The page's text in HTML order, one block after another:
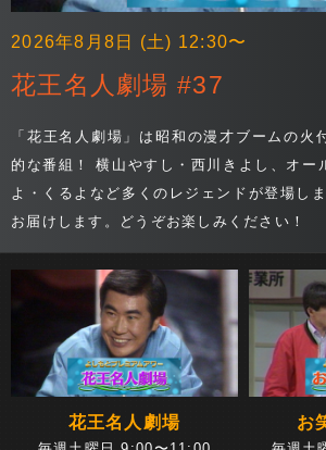
2026年8月8日 (土) 12:30〜
花王名人劇場 #37
「花王名人劇場」は昭和の漫才ブームの火
的な番組！ 横山やすし・西川きよし、オー
よ・くるよなど多くのレジェンドが登場し
お届けします。どうぞお楽しみください！
花王名人劇場 お